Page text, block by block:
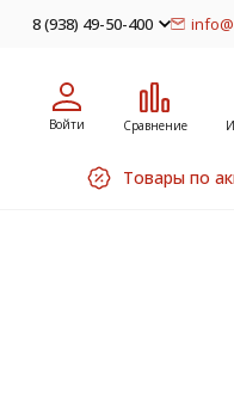
8 (938) 49-50-400
Войти Сравнение
Товары по